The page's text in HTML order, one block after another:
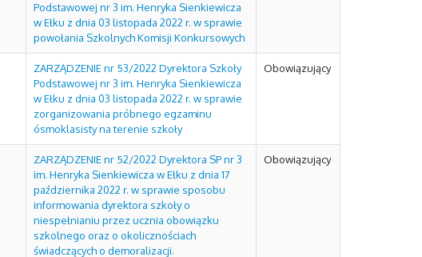
Podstawowej nr 3 im. Henryka Sienkiewicza
w Ełku z dnia 03 listopada 2022 r. w sprawie
powołania Szkolnych Komisji Konkursowych
ZARZĄDZENIE nr 53/2022 Dyrektora Szkoły
Podstawowej nr 3 im. Henryka Sienkiewicza
w Ełku z dnia 03 listopada 2022 r. w sprawie
zorganizowania próbnego egzaminu
ósmoklasisty na terenie szkoły
Obowiązujący
ZARZĄDZENIE nr 52/2022 Dyrektora SP nr 3
im. Henryka Sienkiewicza w Ełku z dnia 17
października 2022 r. w sprawie sposobu
informowania dyrektora szkoły o
niespełnianiu przez ucznia obowiązku
szkolnego oraz o okolicznościach
świadczących o demoralizacji.
Obowiązujący